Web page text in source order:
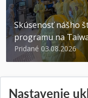
Skúsenosť nášho
programu na
Pridané 03.08.2026
Nastavenie